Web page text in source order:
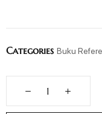
Categories Buku